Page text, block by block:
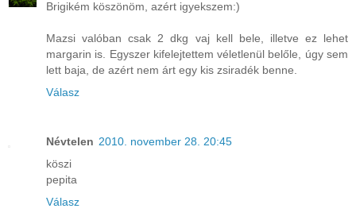
Brigikém köszönöm, azért igyekszem:)
Mazsi valóban csak 2 dkg vaj kell bele, illetve ez lehet
margarin is. Egyszer kifelejtettem véletlenül belőle, úgy sem
lett baja, de azért nem árt egy kis zsiradék benne.
Válasz
Névtelen 2010. november 28. 20:45
köszi
pepita
Válasz